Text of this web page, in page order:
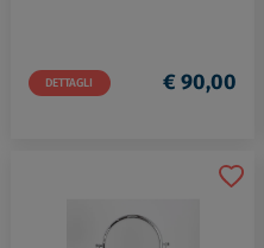
DETTAGLI € 90,00